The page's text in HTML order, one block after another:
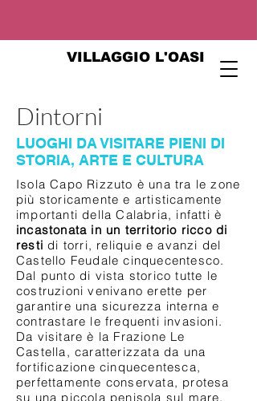
VILLAGGIO L'OASI
Dintorni
LUOGHI DA VISITARE PIENI DI
STORIA, ARTE E CULTURA
Isola Capo Rizzuto è una tra le zone
più storicamente e artisticamente
importanti della Calabria, infatti è
incastonata in un territorio ricco di
resti di torri, reliquie e avanzi del
Castello Feudale cinquecentesco.
Dal punto di vista storico tutte le
costruzioni venivano erette per
garantire una sicurezza interna e
contrastare le frequenti invasioni.
Da visitare è la Frazione Le
Castella, caratterizzata da una
fortificazione cinquecentesca,
perfettamente conservata, protesa
su una piccola penisola sul mare.